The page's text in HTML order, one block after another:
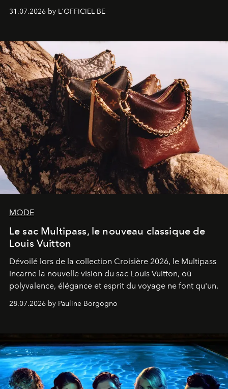
monumentales et poésie du mouvement, l'artiste
américain investit les espaces imaginés par Frank Gehry
sculpture.
31.07.2026 by L'OFFICIEL BE
MODE
Le sac Multipass, le nouveau classique de
Louis Vuitton
Dévoilé lors de la collection Croisière 2026, le Multipass
incarne la nouvelle vision du sac Louis Vuitton, où
polyvalence, élégance et esprit du voyage ne font qu'un.
28.07.2026 by Pauline Borgogno